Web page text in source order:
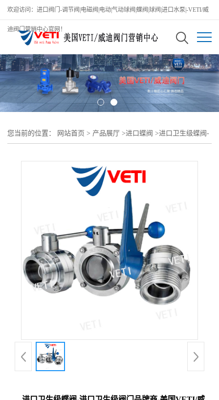
欢迎访问：进口阀门-调节阀|电磁阀|电动|气动球阀|蝶阀|球阀|进口水泵|-VETI/威
迪阀门营销中心官网！
您当前的位置： 网站首页 > 产品展厅 >进口蝶阀 >进口卫生级蝶阀-